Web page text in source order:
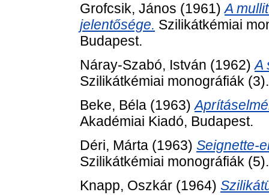
Grofcsik, János (1961)A
jelentősége. Szilikátkémiai
Budapest.
Náray-Szabó, István (1962)A
Szilikátkémiai monográfiák
Beke, Béla (1963)
Akadémiai Kiadó, Budapest.
Déri, Márta (1963) Seignette-
Szilikátkémiai monográfiák
Knapp, Oszkár (1964)